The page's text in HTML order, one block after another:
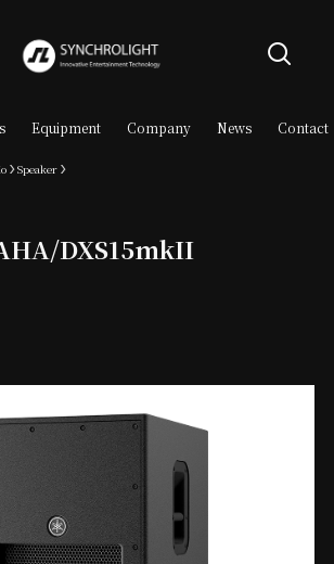
Equipment Company News Contact
Speaker
DXS15mkII